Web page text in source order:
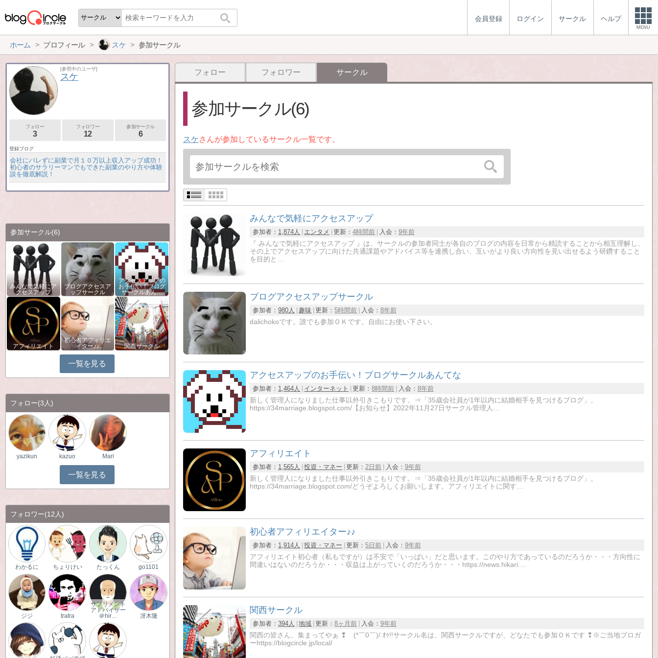
会員登録 ログイン サークル ヘルプ
MENU
ホーム プロフィール スケ 参加サークル
フォロー フォロワー サークル
参加サークル(6)
スケさんが参加しているサークル一覧です。
みんなで気軽にアクセスアップ
参加者： 1,874人 エンタメ 更新：4時間前 入会： 9年前
『 みんなで気軽にアクセスアップ 』は、サークルの参加者同士が各自のブログの内容を日常から精読することから相互理解し、
その上でアクセスアップに向けた共通課題やアドバイス等を連携し合い、互いがより良い方向性を見い出せるよう研鑽すること
を目的と…
ブログアクセスアップサークル
参加者：980人 趣味 更新：5時間前 入会： 8年前
dalichokoです。誰でも参加ＯＫです。自由にお使い下さい。
アクセスアップのお手伝い！ブログサークルあんてな
参加者： 1,464人 インターネット 更新：8時間前 入会： 8年前
新しく管理人になりました仕事以外引きこもりです。⇒「35歳会社員が1年以内に結婚相手を見つけるブログ」。
https://34marriage.blogspot.com/【お知らせ】2022年11月27日サークル管理人…
アフィリエイト
参加者： 1,565人 投資・マネー 更新：2日前 入会： 9年前
新しく管理人になりました仕事以外引きこもりです。⇒「35歳会社員が1年以内に結婚相手を見つけるブログ」。
https://34marriage.blogspot.com/どうぞよろしくお願いします。アフィリエイトに関す…
初心者アフィリエイター♪♪
参加者： 1,914人 投資・マネー 更新：5日前 入会： 9年前
アフィリエイト初心者（私もですが）は不安で「いっぱい」だと思います。このやり方であっているのだろうか・・・方向性に
間違いはないのだろうか・・・収益は上がっていくのだろうか・・・https://news.hikari.…
関西サークル
参加者：394人 地域 更新：8ヶ月前 入会： 9年前
関西の皆さん、集まってやぁ ❢ (*￣0￣)/ ｵｩ!!サークル名は、関西サークルですが、どなたでも参加ＯＫです ❢※ご当地ブロガ
ーhttps://blogcircle.jp/local/
[参照中のユーザ]
スケ
フォロー
3
フォロワー
12
参加サークル
6
登録ブログ
会社にバレずに副業で月１０万以上収入アップ成功！
初心者のサラリーマンでもできた副業のやり方や体験
談を徹底解説！
参加サークル(6)
みんなで気軽にア
クセスアップ
ブログアクセスア
ップサークル
アクセスアップの
お手伝い！ブログ
サークルあん…
アフィリエイト
初心者アフィリエ
イター♪♪
関西サークル
一覧を見る
フォロー(3人)
yazikun kazuo Mari
一覧を見る
フォロワー(12人)
わかるに ちょりけい たっくん go1101
ジジ tratra
サプリメント
アドバイザー
＠hir…
冴木隆